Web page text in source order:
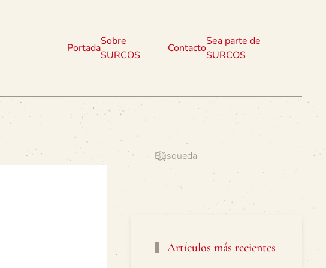
Portada
Sobre
SURCOS
Contacto
Sea parte de
SURCOS
Artículos más recientes